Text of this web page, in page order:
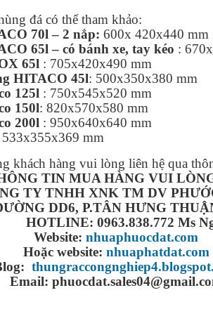
đá có thể tham khảo:
70l – 2 nắp: 600x 420x440 mm
65l – có bánh xe, tay kéo :
65l : 705x420x490 mm
HITACO 45l: 500x350x380 mm
125l : 750x545x520 mm
150l: 820x570x580 mm
200l : 950x640x640 mm
533x355x369 mm
khách hàng vui lòng liên hệ qua
TIN MUA HÀNG VUI
TY TNHH XNK TM DV
DD6, P.TÂN HƯNG
HOTLINE: 0963.838.772 Ms
Website: nhuaphuocdat.com
Hoặc website: nhuaphatdat.com
Email: